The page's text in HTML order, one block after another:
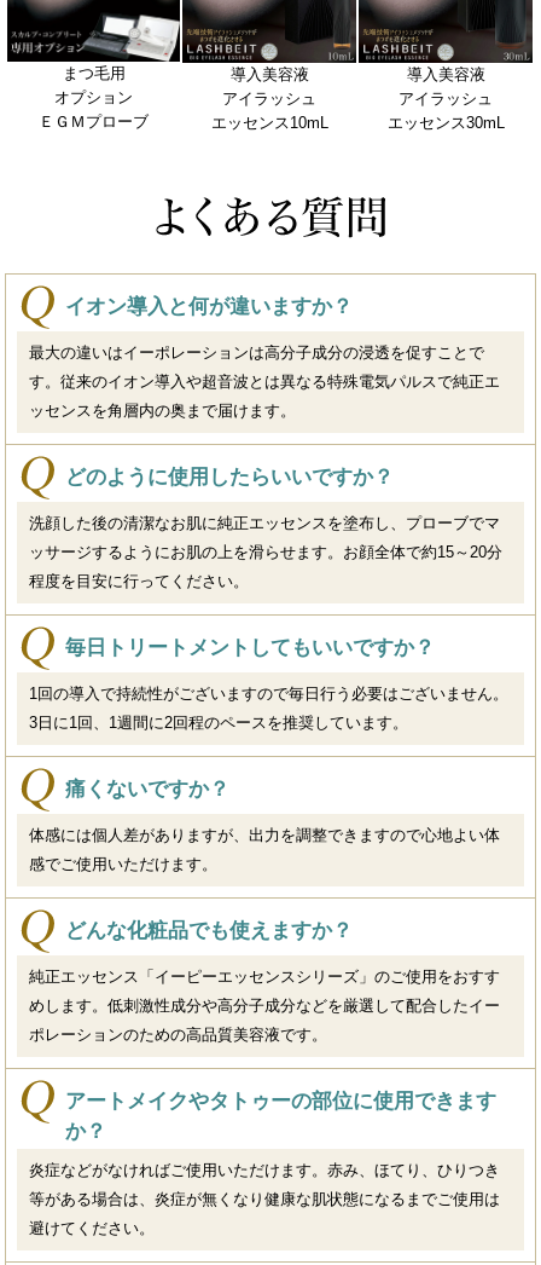
まつ毛用
オプション
ＥＧＭプローブ
導入美容液
アイラッシュ
エッセンス10mL
導入美容液
アイラッシュ
エッセンス30mL
イオン導入と何が違いますか？
最大の違いはイーポレーションは高分子成分の浸透を促すことで
す。従来のイオン導入や超音波とは異なる特殊電気パルスで純正エ
ッセンスを角層内の奥まで届けます。
どのように使用したらいいですか？
洗顔した後の清潔なお肌に純正エッセンスを塗布し、プローブでマ
ッサージするようにお肌の上を滑らせます。お顔全体で約15～20分
程度を目安に行ってください。
毎日トリートメントしてもいいですか？
1回の導入で持続性がございますので毎日行う必要はございません。
3日に1回、1週間に2回程のペースを推奨しています。
痛くないですか？
体感には個人差がありますが、出力を調整できますので心地よい体
感でご使用いただけます。
どんな化粧品でも使えますか？
純正エッセンス「イーピーエッセンスシリーズ」のご使用をおすす
めします。低刺激性成分や高分子成分などを厳選して配合したイー
ポレーションのための高品質美容液です。
アートメイクやタトゥーの部位に使用できます
か？
炎症などがなければご使用いただけます。赤み、ほてり、ひりつき
等がある場合は、炎症が無くなり健康な肌状態になるまでご使用は
避けてください。